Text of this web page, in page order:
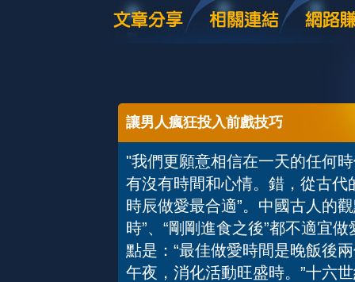
讓男人瘋狂投入前戲技巧
"我們更願意相信在一天的任何
有沒有時間和心情。錯，從古代
時辰做愛最合適”。中國古人的
時”、“剛剛進食之後”都不適宜
點是：“最佳做愛時間是晚飯後
午夜，消化活動旺盛時。”十六